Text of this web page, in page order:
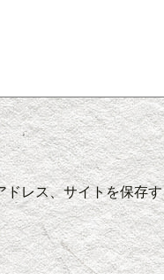
ドレス、サイトを保存